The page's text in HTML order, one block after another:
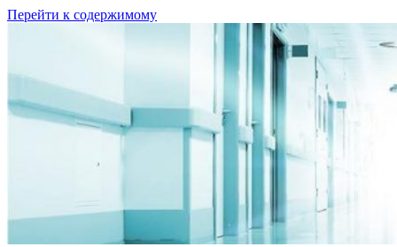
Перейти к содержимому